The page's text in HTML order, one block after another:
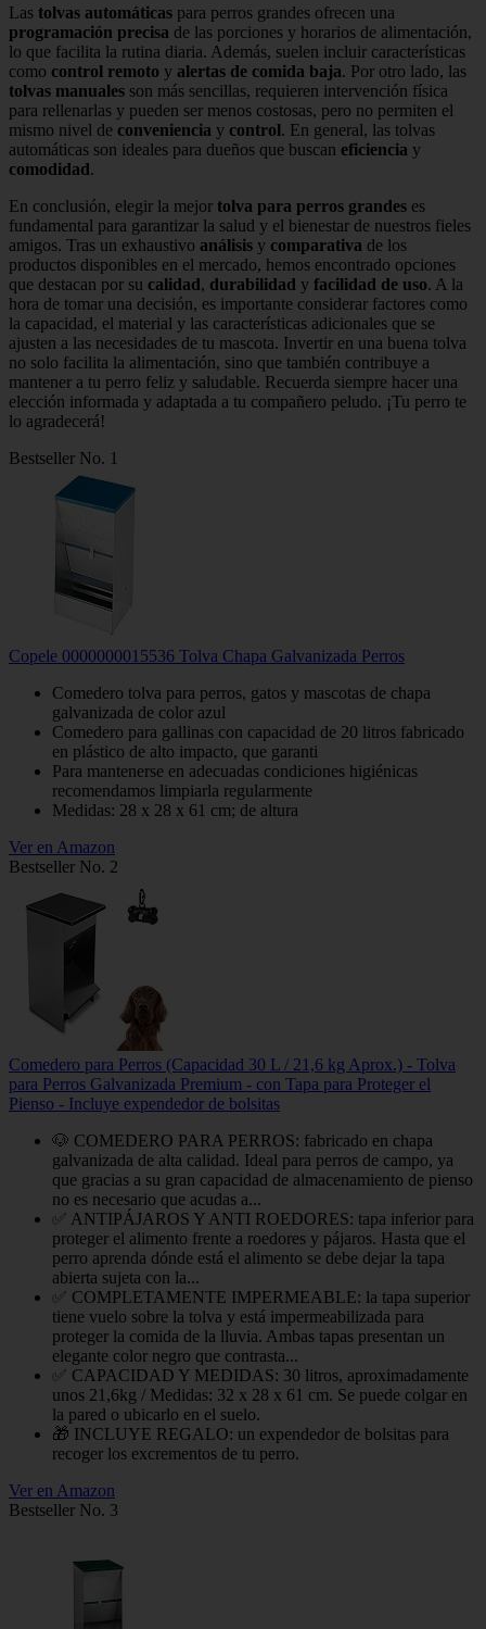
Las tolvas automáticas para perros grandes ofrecen una
programación precisa de las porciones y horarios de alimentación,
lo que facilita la rutina diaria. Además, suelen incluir características
como control remoto y alertas de comida baja. Por otro lado, las
tolvas manuales son más sencillas, requieren intervención física
para rellenarlas y pueden ser menos costosas, pero no permiten el
mismo nivel de conveniencia y control . En general, las tolvas
automáticas son ideales para dueños que buscan eficiencia y
comodidad .
En conclusión, elegir la mejor tolva para perros grandes es
fundamental para garantizar la salud y el bienestar de nuestros fieles
amigos. Tras un exhaustivo análisis y comparativa de los
productos disponibles en el mercado, hemos encontrado opciones
que destacan por su calidad , durabilidad y facilidad de uso. A la
hora de tomar una decisión, es importante considerar factores como
la capacidad, el material y las características adicionales que se
ajusten a las necesidades de tu mascota. Invertir en una buena tolva
no solo facilita la alimentación, sino que también contribuye a
mantener a tu perro feliz y saludable. Recuerda siempre hacer una
elección informada y adaptada a tu compañero peludo. ¡Tu perro te
lo agradecerá!
Bestseller No. 1
Copele 0000000015536 Tolva Chapa Galvanizada Perros
Comedero tolva para perros, gatos y mascotas de chapa
galvanizada de color azul
Comedero para gallinas con capacidad de 20 litros fabricado
en plástico de alto impacto, que garanti
Para mantenerse en adecuadas condiciones higiénicas
recomendamos limpiarla regularmente
Medidas: 28 x 28 x 61 cm; de altura
Ver en Amazon
Bestseller No. 2
Comedero para Perros (Capacidad 30 L / 21,6 kg Aprox.) - Tolva
para Perros Galvanizada Premium - con Tapa para Proteger el
Pienso - Incluye expendedor de bolsitas
🐶 COMEDERO PARA PERROS: fabricado en chapa
galvanizada de alta calidad. Ideal para perros de campo, ya
que gracias a su gran capacidad de almacenamiento de pienso
no es necesario que acudas a...
✅ ANTIPÁJAROS Y ANTI ROEDORES: tapa inferior para
proteger el alimento frente a roedores y pájaros. Hasta que el
perro aprenda dónde está el alimento se debe dejar la tapa
abierta sujeta con la...
✅ COMPLETAMENTE IMPERMEABLE: la tapa superior
tiene vuelo sobre la tolva y está impermeabilizada para
proteger la comida de la lluvia. Ambas tapas presentan un
elegante color negro que contrasta...
✅ CAPACIDAD Y MEDIDAS: 30 litros, aproximadamente
unos 21,6kg / Medidas: 32 x 28 x 61 cm. Se puede colgar en
la pared o ubicarlo en el suelo.
🎁 INCLUYE REGALO: un expendedor de bolsitas para
recoger los excrementos de tu perro.
Ver en Amazon
Bestseller No. 3